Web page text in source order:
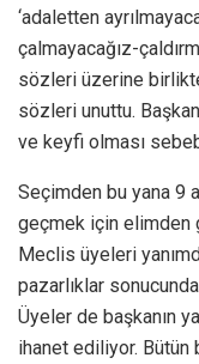
‘adaletten
çalmayacağız-
sözleri üzerine
sözleri unuttu.
ve keyfi olması
Seçimden bu yana 9
geçmek için elimden
Meclis üyeleri
pazarlıklar
Üyeler de başkanın
ihanet ediliyor. Bütün